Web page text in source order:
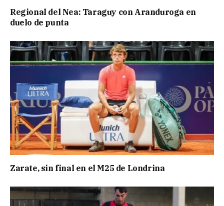
Regional del Nea: Taraguy con Aranduroga en
duelo de punta
Zarate, sin final en el M25 de Londrina